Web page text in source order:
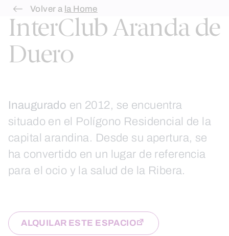
Skip
content
Volver a la Home
InterClub Aranda de
Duero
Inaugurado en 2012, se encuentra
situado en el Polígono Residencial de la
capital arandina. Desde su apertura, se
ha convertido en un lugar de referencia
para el ocio y la salud de la Ribera.
ALQUILAR ESTE ESPACIO